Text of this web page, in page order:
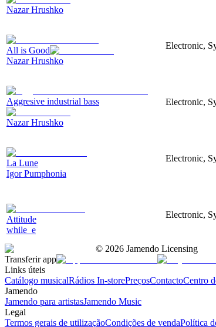
Nazar Hrushko
All is Good
Nazar Hrushko
Electronic,
Aggresive industrial bass
Nazar Hrushko
Electronic,
La Lune
Igor Pumphonia
Electronic,
Attitude
while_e
Electronic,
© 2026 Jamendo Licensing
Transferir app
Links úteis
Catálogo musicalRádios In-storePreçosContactoCentro
Jamendo
Jamendo para artistasJamendo Music
Legal
Termos gerais de utilizaçãoCondições de vendaPolítica